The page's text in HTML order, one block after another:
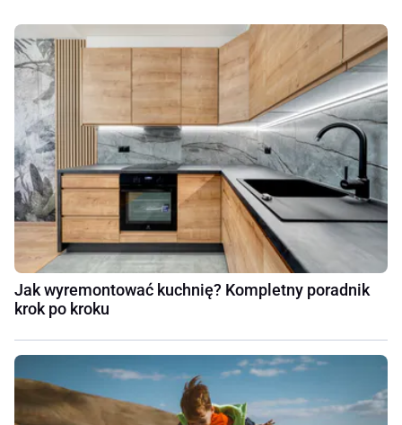
Jak wyremontować kuchnię? Kompletny poradnik
krok po kroku